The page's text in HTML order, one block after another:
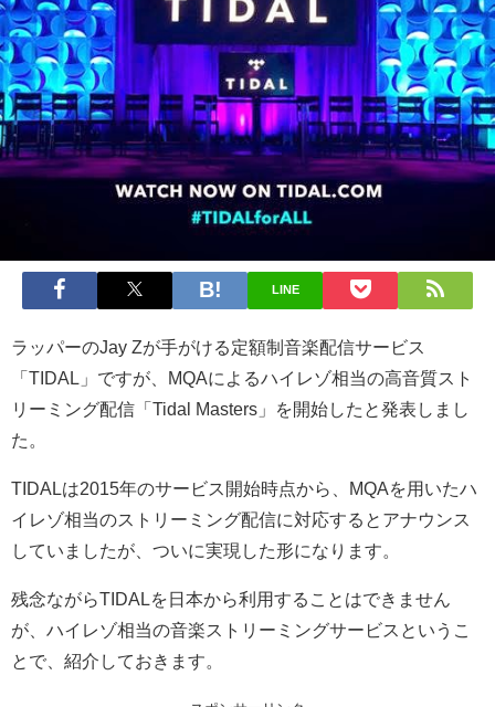
LINE
ラッパーのJay Zが手がける定額制音楽配信サービス
「TIDAL」ですが、MQAによるハイレゾ相当の高音質スト
リーミング配信「Tidal Masters」を開始したと発表しまし
た。
TIDALは2015年のサービス開始時点から、MQAを用いたハ
イレゾ相当のストリーミング配信に対応するとアナウンス
していましたが、ついに実現した形になります。
残念ながらTIDALを日本から利用することはできません
が、ハイレゾ相当の音楽ストリーミングサービスというこ
とで、紹介しておきます。